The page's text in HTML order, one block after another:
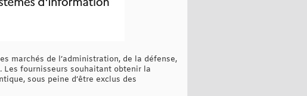
marchés de l’administration, de la défense,
Les fournisseurs souhaitant obtenir la
sous peine d’être exclus des